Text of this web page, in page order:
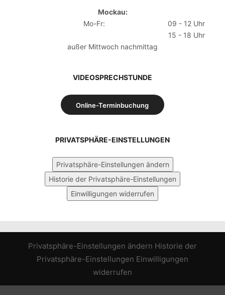
Mockau:
Mo-Fr:
09 - 12 Uhr
15 - 18 Uhr
außer Mittwoch nachmittag
VIDEOSPRECHSTUNDE
Online-Terminbuchung
PRIVATSPHÄRE-EINSTELLUNGEN
Privatsphäre-Einstellungen ändern
Historie der Privatsphäre-Einstellungen
Einwilligungen widerrufen
Privatsphäre-Einstellungen ändern Historie der
Privatsphäre-Einstellungen Einwilligungen
widerrufen